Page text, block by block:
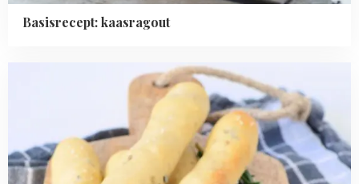
Basisrecept: kaasragout
broodstokjes